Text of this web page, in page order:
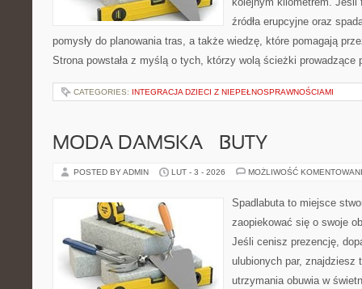
źródła erupcyjne oraz
pomysły do planowania tras, a także wiedzę, które pomagają
Strona powstała z myślą o tych, którzy wolą ścieżki
CATEGORIES: INTEGRACJA DZIECI Z NIEPEŁNOSPRAWNOŚCIAMI
MODA DAMSKA – BUTY
POSTED BY ADMIN LUT - 3 - 2026 MOŻLIWOŚĆ
Spadlabuta to miejsce
zaopiekować się o swoje
Jeśli cenisz prezencję,
ulubionych par, znajdziesz
utrzymania obuwia w